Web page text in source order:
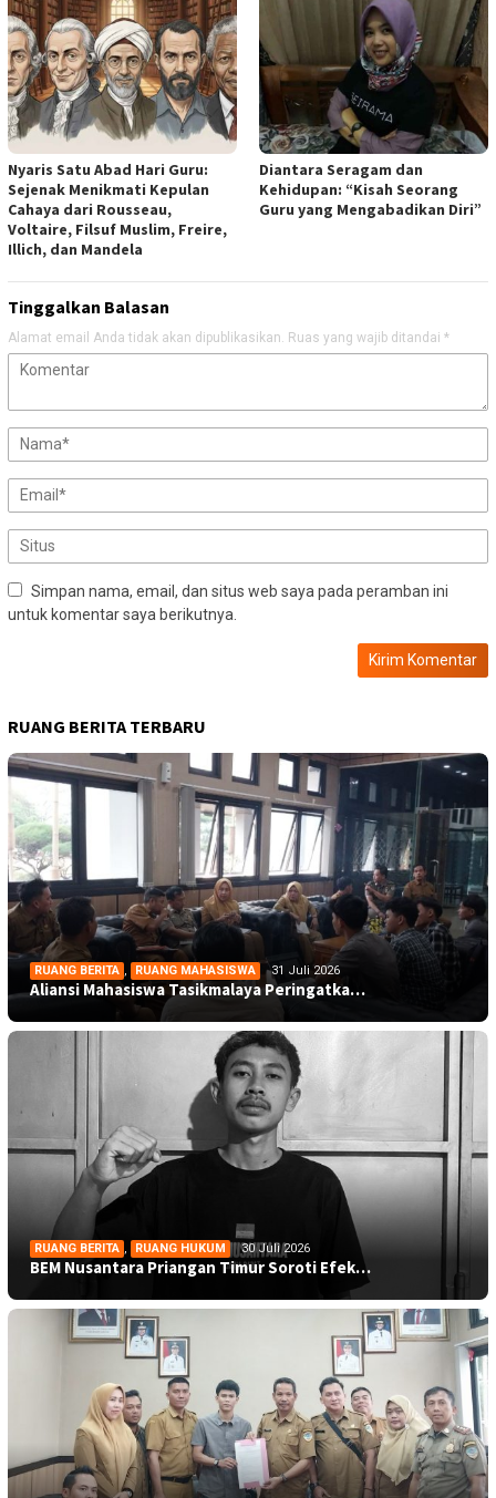
Nyaris Satu Abad Hari Guru:
Sejenak Menikmati Kepulan
Cahaya dari Rousseau,
Voltaire, Filsuf Muslim, Freire,
Illich, dan Mandela
Diantara Seragam dan
Kehidupan: “Kisah Seorang
Guru yang Mengabadikan Diri”
Tinggalkan Balasan
Alamat email Anda tidak akan dipublikasikan. Ruas yang wajib ditandai *
Simpan nama, email, dan situs web saya pada peramban ini
untuk komentar saya berikutnya.
RUANG BERITA TERBARU
RUANG BERITA , RUANG MAHASISWA 31 Juli 2026
Aliansi Mahasiswa Tasikmalaya Peringatka…
RUANG BERITA , RUANG HUKUM 30 Juli 2026
BEM Nusantara Priangan Timur Soroti Efek…